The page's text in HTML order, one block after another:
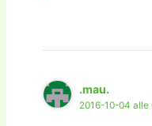
.mau.
2016-10-04 alle